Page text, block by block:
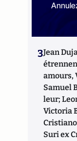
3Jean
amours,
Samuel
leur;
Victoria
Suri ex